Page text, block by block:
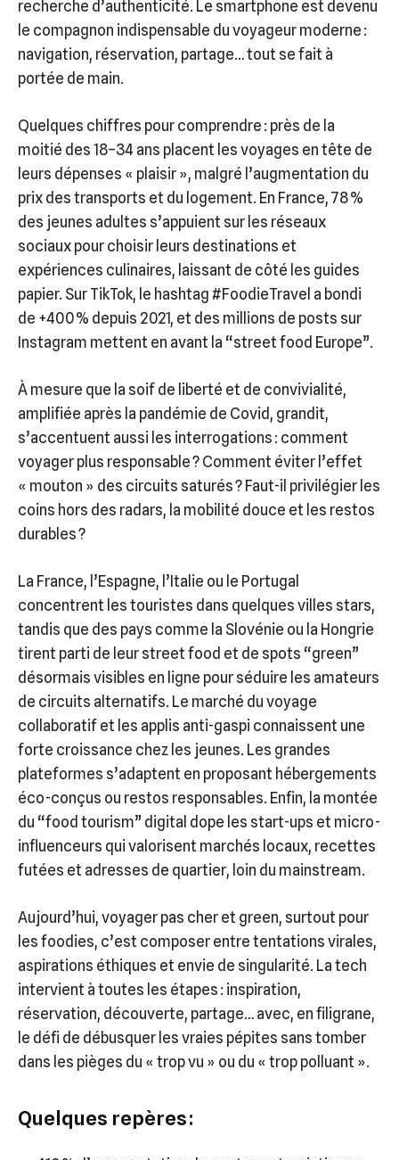
recherche d’authenticité. Le smartphone est devenu
le compagnon indispensable du voyageur moderne :
navigation, réservation, partage… tout se fait à
portée de main.
Quelques chiffres pour comprendre : près de la
moitié des 18–34 ans placent les voyages en tête de
leurs dépenses « plaisir », malgré l’augmentation du
prix des transports et du logement. En France, 78 %
des jeunes adultes s’appuient sur les réseaux
sociaux pour choisir leurs destinations et
expériences culinaires, laissant de côté les guides
papier. Sur TikTok, le hashtag #FoodieTravel a bondi
de +400 % depuis 2021, et des millions de posts sur
Instagram mettent en avant la “street food Europe”.
À mesure que la soif de liberté et de convivialité,
amplifiée après la pandémie de Covid, grandit,
s’accentuent aussi les interrogations : comment
voyager plus responsable ? Comment éviter l’effet
« mouton » des circuits saturés ? Faut-il privilégier les
coins hors des radars, la mobilité douce et les restos
durables ?
La France, l’Espagne, l’Italie ou le Portugal
concentrent les touristes dans quelques villes stars,
tandis que des pays comme la Slovénie ou la Hongrie
tirent parti de leur street food et de spots “green”
désormais visibles en ligne pour séduire les amateurs
de circuits alternatifs. Le marché du voyage
collaboratif et les applis anti-gaspi connaissent une
forte croissance chez les jeunes. Les grandes
plateformes s’adaptent en proposant hébergements
éco-conçus ou restos responsables. Enfin, la montée
du “food tourism” digital dope les start-ups et micro-
influenceurs qui valorisent marchés locaux, recettes
futées et adresses de quartier, loin du mainstream.
Aujourd’hui, voyager pas cher et green, surtout pour
les foodies, c’est composer entre tentations virales,
aspirations éthiques et envie de singularité. La tech
intervient à toutes les étapes : inspiration,
réservation, découverte, partage… avec, en filigrane,
le défi de débusquer les vraies pépites sans tomber
dans les pièges du « trop vu » ou du « trop polluant ».
Quelques repères :